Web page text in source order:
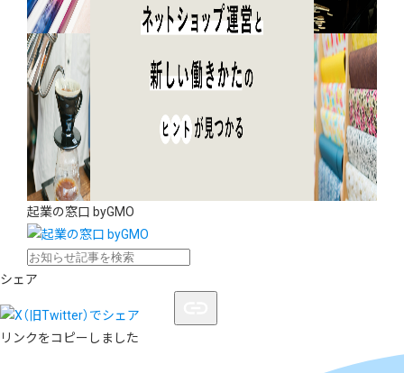
起業の窓口 byGMO
シェア
リンクをコピーしました